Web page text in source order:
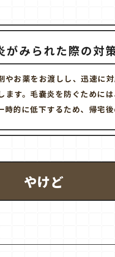
がみられた際の対
お薬をお渡しし、迅速に
す。毛嚢炎を防ぐために
的に低下するため、帰宅
やけど